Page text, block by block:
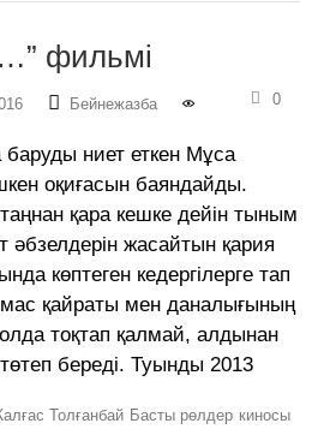
фильмі
Бейнежазба 0
ниет еткен Мұса
оқиғасын баяндайды.
қара кешке дейін тыным
әбзелдерін жасайтын қария
көптеген кедергілерге тап
қайраты мен даналығының
тоқтап қалмай, алдынан
төтеп береді. Туынды 2013
Толғанбай Басты рөлдер киносы